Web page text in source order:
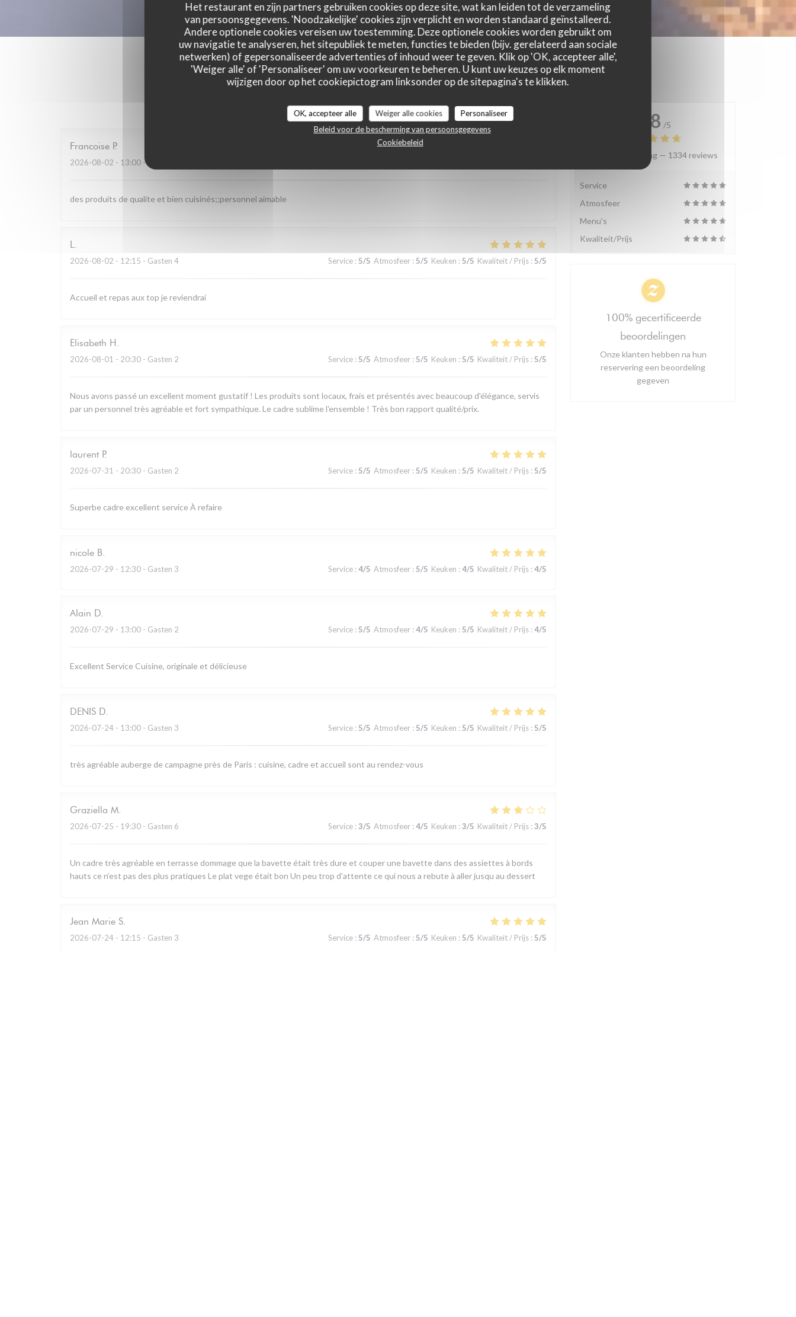
Het restaurant en zijn partners gebruiken cookies op deze site, wat kan leiden tot de verzameling
van persoonsgegevens. 'Noodzakelijke' cookies zijn verplicht en worden standaard geïnstalleerd.
Andere optionele cookies vereisen uw toestemming. Deze optionele cookies worden gebruikt om
uw navigatie te analyseren, het sitepubliek te meten, functies te bieden (bijv. gerelateerd aan sociale
netwerken) of gepersonaliseerde advertenties of inhoud weer te geven. Klik op 'OK, accepteer alle',
'Weiger alle' of 'Personaliseer' om uw voorkeuren te beheren. U kunt uw keuzes op elk moment
wijzigen door op het cookiepictogram linksonder op de sitepagina's te klikken.
OK, accepteer alle Weiger alle cookies
Personaliseer
Beleid voor de bescherming van persoonsgegevens
Cookiebeleid
Francoise P
2026-08-02 - 13:00 - Gasten 4
des produits de qualite et bien cuisinés;;personnel aimable
L
2026-08-02 - 12:15 - Gasten 4 Service : 5/5 Atmosfeer : 5/5 Keuken : 5/5 Kwaliteit / Prijs : 5/5
Accueil et repas aux top je reviendrai
Elisabeth H
2026-08-01 - 20:30 - Gasten 2 Service : 5/5 Atmosfeer : 5/5 Keuken : 5/5 Kwaliteit / Prijs : 5/5
Nous avons passé un excellent moment gustatif ! Les produits sont locaux, frais et présentés avec beaucoup d'élégance, servis
par un personnel très agréable et fort sympathique. Le cadre sublime l'ensemble ! Très bon rapport qualité/prix.
laurent P
2026-07-31 - 20:30 - Gasten 2 Service : 5/5 Atmosfeer : 5/5 Keuken : 5/5 Kwaliteit / Prijs : 5/5
Superbe cadre excellent service À refaire
nicole B
2026-07-29 - 12:30 - Gasten 3 Service : 4/5 Atmosfeer : 5/5 Keuken : 4/5 Kwaliteit / Prijs : 4/5
Alain D
2026-07-29 - 13:00 - Gasten 2 Service : 5/5 Atmosfeer : 4/5 Keuken : 5/5 Kwaliteit / Prijs : 4/5
Excellent Service Cuisine, originale et délicieuse
DENIS D
2026-07-24 - 13:00 - Gasten 3 Service : 5/5 Atmosfeer : 5/5 Keuken : 5/5 Kwaliteit / Prijs : 5/5
très agréable auberge de campagne près de Paris : cuisine, cadre et accueil sont au rendez-vous
Graziella M
2026-07-25 - 19:30 - Gasten 6 Service : 3/5 Atmosfeer : 4/5 Keuken : 3/5 Kwaliteit / Prijs : 3/5
Un cadre très agréable en terrasse dommage que la bavette était très dure et couper une bavette dans des assiettes à bords
hauts ce n’est pas des plus pratiques Le plat vege était bon Un peu trop d’attente ce qui nous a rebute à aller jusqu au dessert
Jean Marie S
2026-07-24 - 12:15 - Gasten 3 Service : 5/5 Atmosfeer : 5/5 Keuken : 5/5 Kwaliteit / Prijs : 5/5
4.8 /5
Gemiddelde rating — 1334 reviews
Service
Atmosfeer
Menu's
Kwaliteit/Prijs
100% gecertificeerde
beoordelingen
Onze klanten hebben na hun
reservering een beoordeling
gegeven